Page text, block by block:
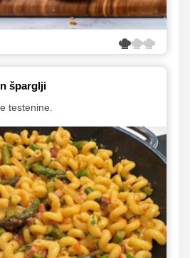
šparglji
testenine.